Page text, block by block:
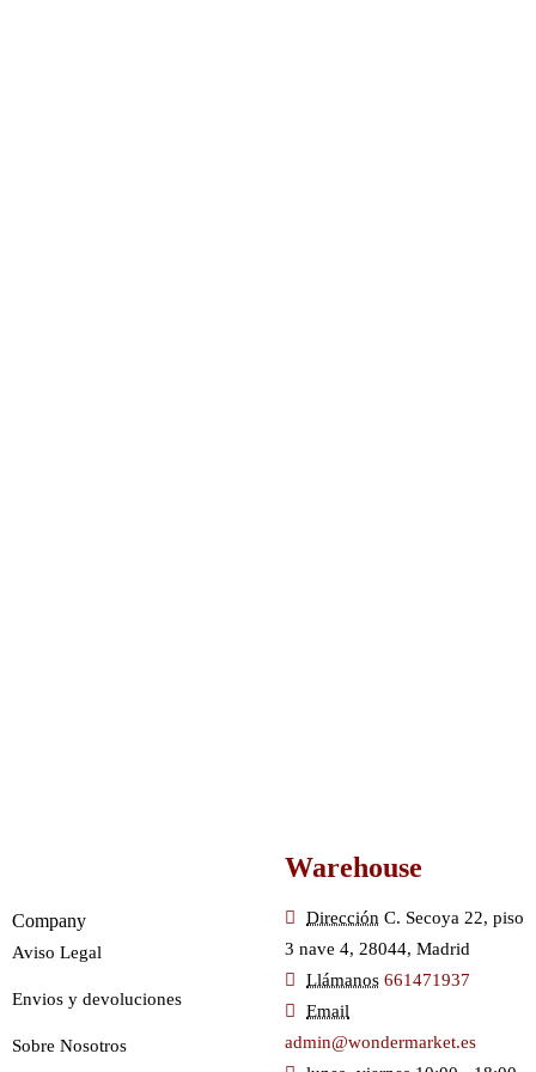
Company
Aviso Legal
Envios y devoluciones
Sobre Nosotros
Warehouse
Dirección C. Secoya 22, piso
3 nave 4, 28044, Madrid
Llámanos 661471937
Email
admin@wondermarket.es